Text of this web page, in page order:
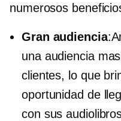
numerosos
Gran audiencia
una audiencia
clientes, lo que
oportunidad de
con sus